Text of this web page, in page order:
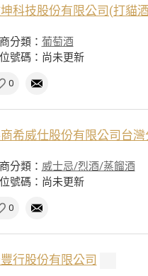
科技股份有限公司(打貓
分類： 葡萄酒
號碼：尚未更新
0
希威仕股份有限公司台灣
分類： 威士忌/烈酒/蒸餾酒
號碼：尚未更新
0
行股份有限公司